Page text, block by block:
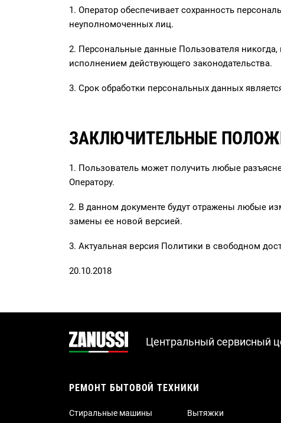
1. Оператор обеспечивает сохранность
неуполномоченных лиц.
2. Персональные данные Пользователя
исполнением действующего законодательства.
3. Срок обработки персональных данных
ЗАКЛЮЧИТЕЛЬНЫЕ
1. Пользователь может получить любые
Оператору.
2. В данном документе будут отражены любые
замены ее новой версией.
3. Актуальная версия Политики в свободном
20.10.2018
Центральный сервисный
РЕМОНТ БЫТОВОЙ ТЕХНИКИ
Стиральные машины Вытяжки